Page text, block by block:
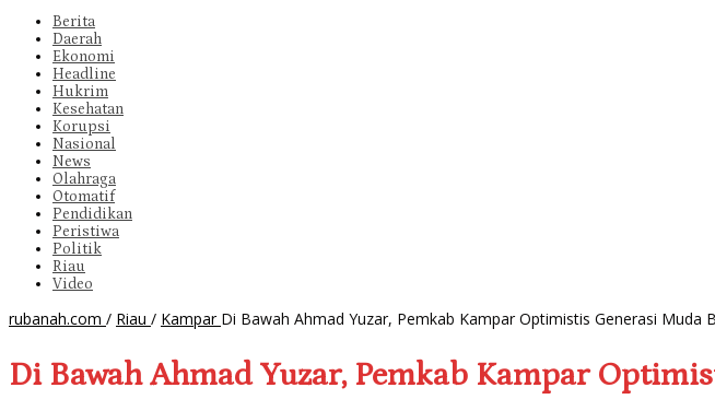
Berita
Daerah
Ekonomi
Headline
Hukrim
Kesehatan
Korupsi
Nasional
News
Olahraga
Otomatif
Pendidikan
Peristiwa
Politik
Riau
Video
rubanah.com / Riau / Kampar Di Bawah Ahmad Yuzar, Pemkab Kampar Optimistis Generasi Muda
Di Bawah Ahmad Yuzar, Pemkab Kampar